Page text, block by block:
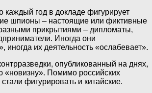
каждый год в докладе фигурирует
шпионы – настоящие или фиктивные
прикрытиями – дипломаты,
Иногда они
иногда их деятельность «ослабевает».
опубликованный на днях,
«новизну». Помимо российских
фигурировать и китайские.